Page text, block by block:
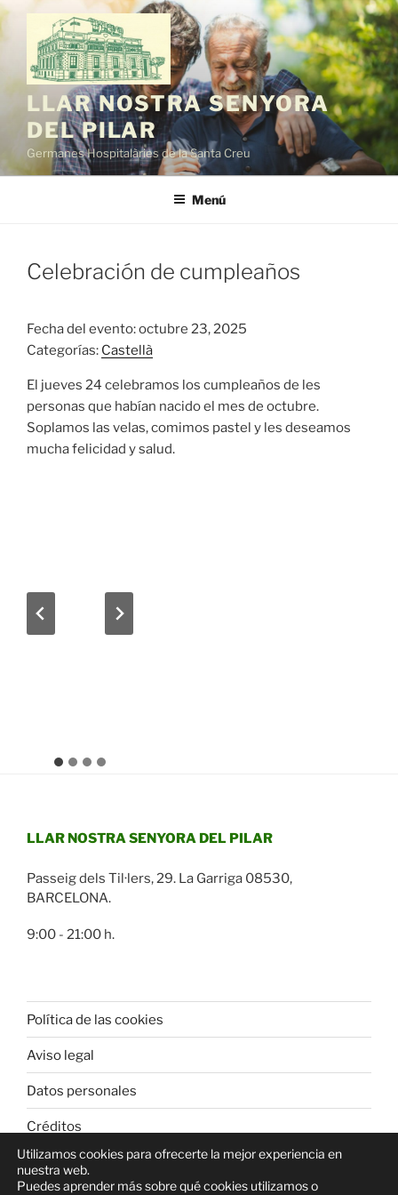
Saltar
contenido
LLAR NOSTRA SENYORA
DEL PILAR
Germanes Hospitalàries de la Santa Creu
Menú
Celebración de cumpleaños
Fecha del evento: octubre 23, 2025
Categorías: Castellà
El jueves 24 celebramos los cumpleaños de les
personas que habían nacido el mes de octubre.
Soplamos las velas, comimos pastel y les deseamos
mucha felicidad y salud.
LLAR NOSTRA SENYORA DEL PILAR
Passeig dels Til·lers, 29. La Garriga 08530,
BARCELONA.
9:00 - 21:00 h.
Política de las cookies
Aviso legal
Datos personales
Créditos
Utilizamos cookies para ofrecerte la mejor experiencia en
nuestra web.
Puedes aprender más sobre qué cookies utilizamos o